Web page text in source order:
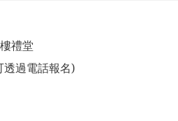
禮堂
過電話報名)